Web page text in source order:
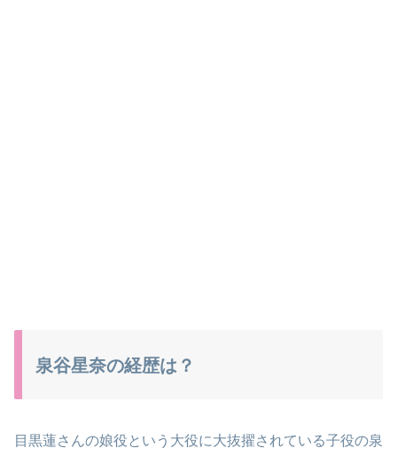
泉谷星奈の経歴は？
目黒蓮さんの娘役という大役に大抜擢されている子役の泉